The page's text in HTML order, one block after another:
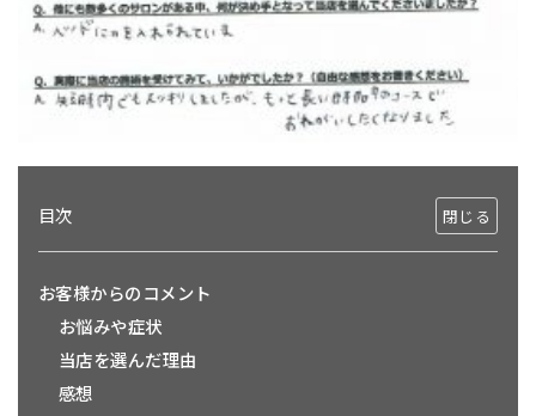
目次
お客様からのコメント
お悩みや症状
当店を選んだ理由
感想